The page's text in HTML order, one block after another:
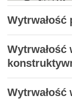
Wytrwałość
Wytrwałość
Wytrwałość